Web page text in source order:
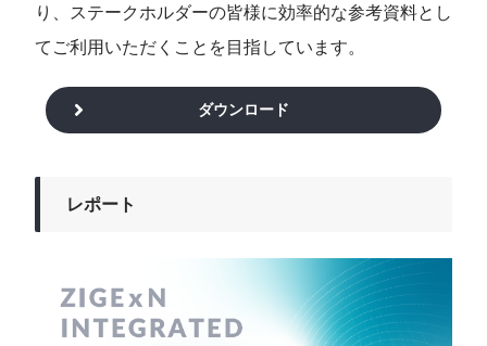
り、ステークホルダーの皆様に効率的な参考資料とし
てご利用いただくことを目指しています。
ダウンロード
レポート